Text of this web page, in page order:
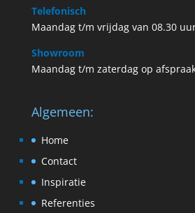
Telefonisch
Maandag t/m vrijdag van 08.30
Showroom
Maandag t/m zaterdag op
Algemeen:
Home
Contact
Inspiratie
Referenties